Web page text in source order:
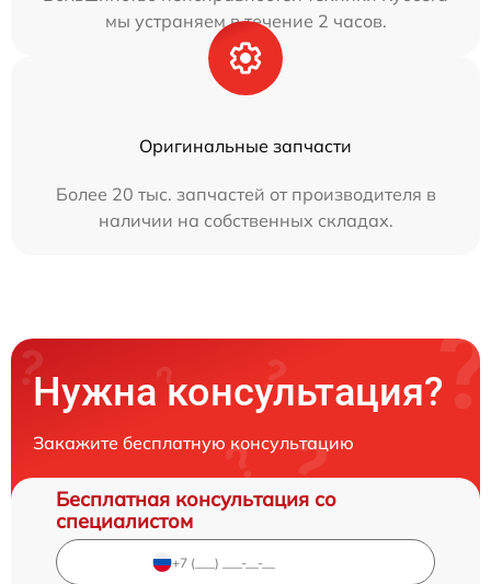
мы устраняем в течение 2 часов.
Оригинальные запчасти
Более 20 тыс. запчастей от производителя в
наличии на собственных складах.
Нужна консультация?
Закажите бесплатную консультацию
Бесплатная консультация со
специалистом